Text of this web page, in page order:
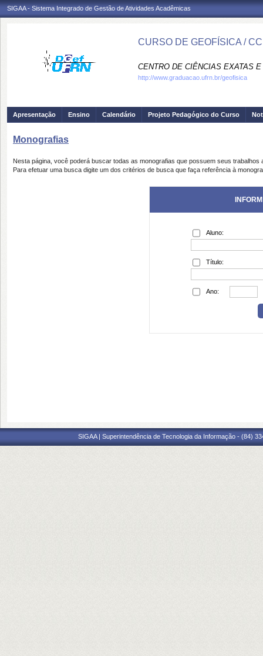
SIGAA - Sistema Integrado de Gestão de Atividades Acadêmicas
CURSO DE GEOFÍSICA /
CENTRO DE CIÊNCIAS EXATAS
http://www.graduacao.ufrn.br/geofisica
Apresentação Ensino Calendário Projeto Pedagógico do Curso
Monografias
Nesta página, você poderá buscar todas as monografias que possuem seus trabalhos
Para efetuar uma busca digite um dos critérios de busca que faça referência à
Aluno:
Título:
Ano:
SIGAA | Superintendência de Tecnologia da Informação - (84)